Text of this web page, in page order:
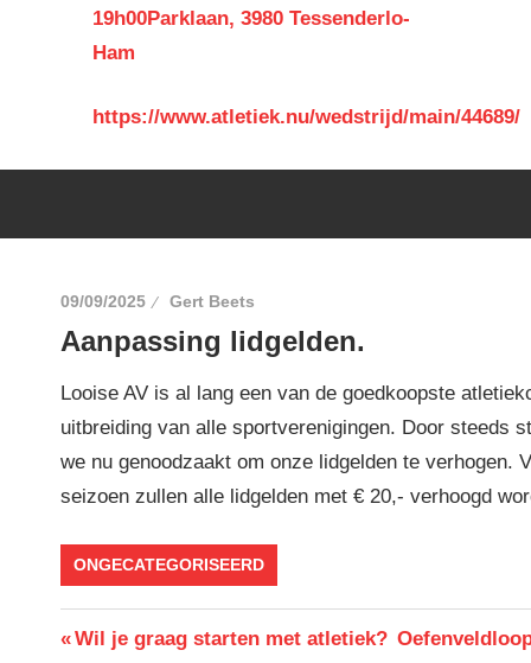
19h00Parklaan, 3980 Tessenderlo-
Ham
https://www.atletiek.nu/wedstrijd/main/44689/
09/09/2025 Gert Beets
Aanpassing lidgelden.
Looise AV is al lang een van de goedkoopste
uitbreiding van alle sportverenigingen. Door steeds
we nu genoodzaakt om onze lidgelden te verhogen.
seizoen zullen alle lidgelden met € 20,- verhoogd
ONGECATEGORISEERD
Berichtnavigatie
Previous
Wil je graag starten met atletiek? Next